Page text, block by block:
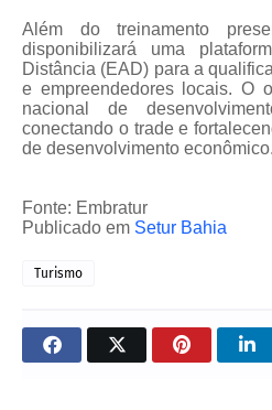
Além do treinamento
disponibilizará uma
Distância (EAD) para a
e empreendedores locais. O
nacional de
conectando o trade e
de desenvolvimento econômico.
Fonte: Embratur
Publicado em Setur Bahia
Turismo